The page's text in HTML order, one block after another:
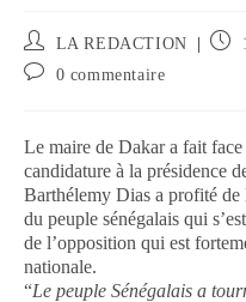
LA REDACTION
0 commentaire
Le maire de Dakar a fait
candidature à la présidence
Barthélemy Dias a profité de
du peuple sénégalais qui
de l’opposition qui est
nationale.
“Le peuple Sénégalais a